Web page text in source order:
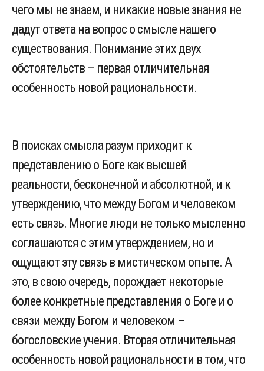
чего мы не знаем, и никакие новые знания не
дадут ответа на вопрос о смысле нашего
существования. Понимание этих двух
обстоятельств – первая отличительная
особенность новой рациональности.
В поисках смысла разум приходит к
представлению о Боге как высшей
реальности, бесконечной и абсолютной, и к
утверждению, что между Богом и человеком
есть связь. Многие люди не только мысленно
соглашаются с этим утверждением, но и
ощущают эту связь в мистическом опыте. А
это, в свою очередь, порождает некоторые
более конкретные представления о Боге и о
связи между Богом и человеком –
богословские учения. Вторая отличительная
особенность новой рациональности в том, что